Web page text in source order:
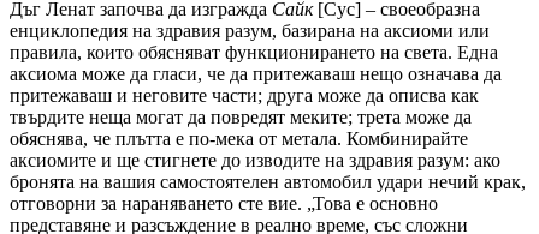
Дъг Ленат започва да изгражда Сайк[Cyc] – своеобразна
енциклопедия на здравия разум, базирана на аксиоми или
правила, които обясняват функционирането на света. Една
аксиома може да гласи, че да притежаваш нещо означава да
притежаваш и неговите части; друга може да описва как
твърдите неща могат да повредят меките; трета може да
обяснява, че плътта е по-мека от метала. Комбинирайте
аксиомите и ще стигнете до изводите на здравия разум: ако
бронята на вашия самостоятелен автомобил удари нечий крак,
отговорни за нараняването сте вие. „Това е основно
представяне и разсъждение в реално време, със сложни